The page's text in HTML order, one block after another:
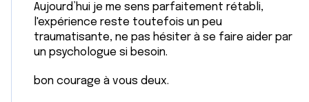
Aujourd’hui je me sens parfaitement rétabli,
l'expérience reste toutefois un peu
traumatisante, ne pas hésiter à se faire aider par
un psychologue si besoin.
bon courage à vous deux.